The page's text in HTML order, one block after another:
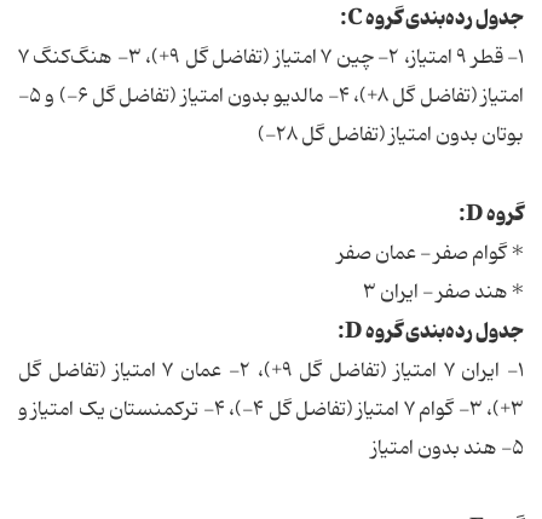
جدول رده‌بندی گروه C:
۱- قطر ۹ امتیاز، ۲- چین ۷ امتیاز (تفاضل گل ۹+)، ۳- هنگ‌کنگ ۷
امتیاز (تفاضل گل ۸+)، ۴- مالدیو بدون امتیاز (تفاضل گل ۶-) و ۵-
بوتان بدون امتیاز (تفاضل گل ۲۸-)
گروه D:
* گوام صفر - عمان صفر
* هند صفر - ایران ۳
جدول رده‌بندی گروه D:
۱- ایران ۷ امتیاز (تفاضل گل ۹+)، ۲- عمان ۷ امتیاز (تفاضل گل
۳+)، ۳- گوام ۷ امتیاز (تفاضل گل ۴-)، ۴- ترکمنستان یک امتیاز و
۵- هند بدون امتیاز